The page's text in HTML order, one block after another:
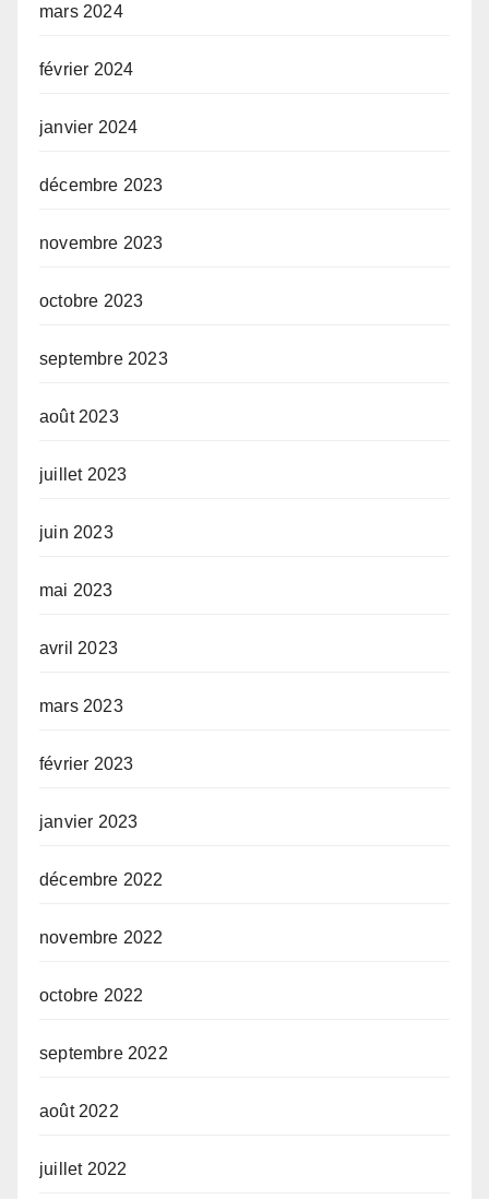
mars 2024
février 2024
janvier 2024
décembre 2023
novembre 2023
octobre 2023
septembre 2023
août 2023
juillet 2023
juin 2023
mai 2023
avril 2023
mars 2023
février 2023
janvier 2023
décembre 2022
novembre 2022
octobre 2022
septembre 2022
août 2022
juillet 2022